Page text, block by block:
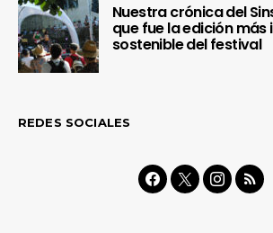
Nuestra crónica del
que fue la edición
sostenible del festival
REDES SOCIALES